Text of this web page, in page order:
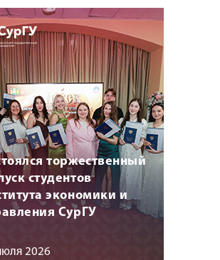
торжественный
студентов
экономики и
СурГУ
2026